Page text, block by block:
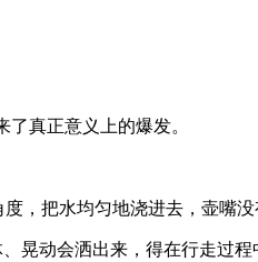
真正意义上的爆发。
，把水均匀地浇进去，壶嘴没
晃动会洒出来，得在行走过